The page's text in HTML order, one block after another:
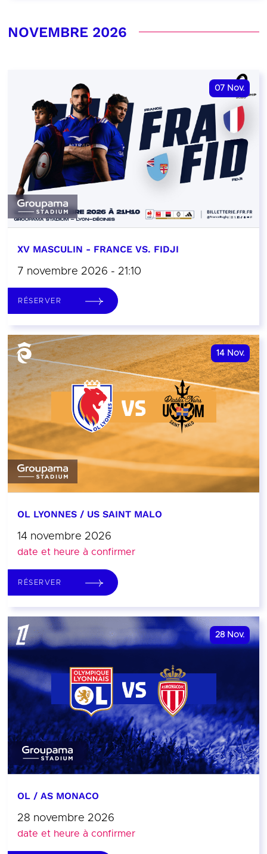
NOVEMBRE 2026
07 Nov.
XV MASCULIN - FRANCE VS. FIDJI
7 novembre 2026 - 21:10
RÉSERVER
14 Nov.
OL LYONNES / US SAINT MALO
14 novembre 2026
date et heure à confirmer
RÉSERVER
28 Nov.
OL / AS MONACO
28 novembre 2026
date et heure à confirmer